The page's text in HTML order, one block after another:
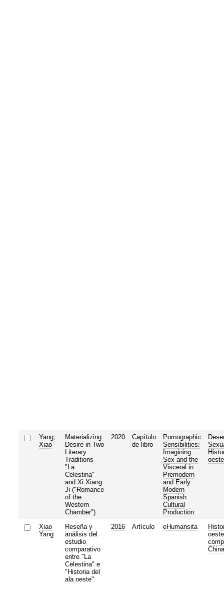
Yang,
Xiao
Materializing
Desire in Two
Literary
Traditions
"La
Celestina"
and Xi Xiang
Ji ("Romance
of the
Western
Chamber")
2020
Capítulo
de libro
Pornographic
Sensibilities:
Imagining
Sex and the
Visceral in
Premodern
and Early
Modern
Spanish
Cultural
Production
oeste
Xiao
Yang
Reseña y
análisis del
estudio
comparativo
entre "La
Celestina" e
"Historia del
ala oeste"
2016 Artículo eHumansita
oeste
China